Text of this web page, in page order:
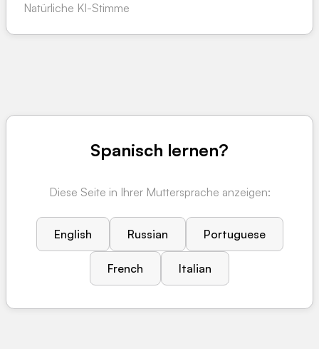
Natürliche KI-Stimme
Spanisch lernen?
Diese Seite in Ihrer Muttersprache anzeigen:
English Russian Portuguese
French Italian